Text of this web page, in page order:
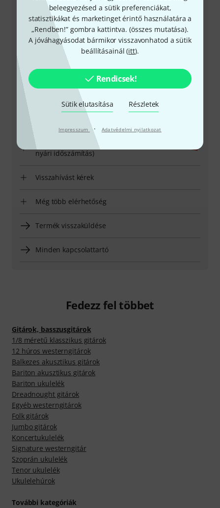
beleegyezésed a sütik preferenciákat,
statisztikákat és marketinget érintő használatára a
„Rendben!” gombra kattintva. (összes mutatása).
A jóváhagyásodat bármikor visszavonhatod a sütik
beállításainál (itt).
Rendicsek!
Sütik elutasítása Részletek
Impresszum · Adatvédelmi nyilatkozat
Ügyfélszolgálatunk minden kérdés és észrevétel esetén
örömmel áll rendelkezésedre
Készítsd elő ügyfélszámodat
Nyitvatartási idő (CEST - Közép-európai
nyári időszámítás)
Visszahívást kérek
Még több elérhetőség
Termék visszaküldése
Minden kapcsolattartó
Fedezz fel többet
Gitárok, basszusgitárok
1/8 méretű klasszikus gitárok
12 húros westerngitárok
Balkezes akusztikus gitárok
Bariton akusztikus gitárok
Bariton ukulelék
Dreadnought gitárok
Egyéb westerngitárok
Folk gitárok
Jumbo gitárok
Koncertukulelék
Signature westerngitár
Szoprán ukulelék
Tenor ukulelék
Ukulelehúrok
További kategóriák